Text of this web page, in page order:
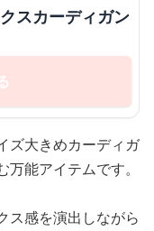
スカーディガン
ズ大きめカーディガ
能アイテムです。
ス感を演出しながら